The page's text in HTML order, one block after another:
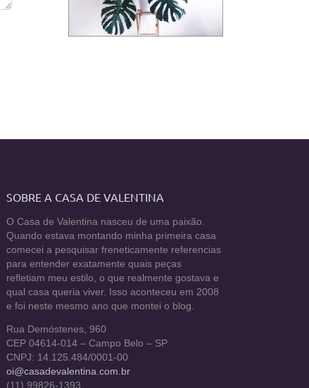
SOBRE A CASA DE VALENTINA
O Casa de Valentina nasceu de uma paixão.
Quando estava montando minha primeira casa
comecei a pesquisar freneticamente referencias
para entender exatamente quais peças
refletiam meu estilo, o que realmente gostava e
qual casa queria viver. Isso aconteceu em 2008
e foi neste mesmo ano que montei o blog.
Rua Demóstenes, 960
CEP 04614-014 – Campo Belo – SP
CNPJ: 14.125.484/0001-00
oi@casadevalentina.com.br
(11) 99826-1393